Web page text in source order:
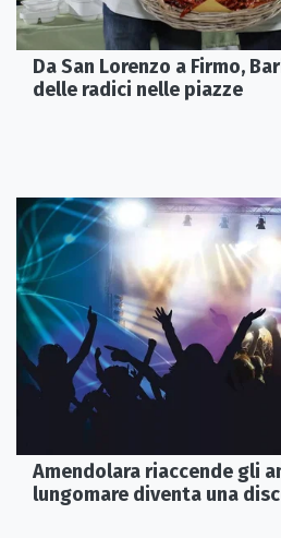
Da San Lorenzo a Firmo,
delle radici nelle piazze
Amendolara riaccende gli
lungomare diventa una